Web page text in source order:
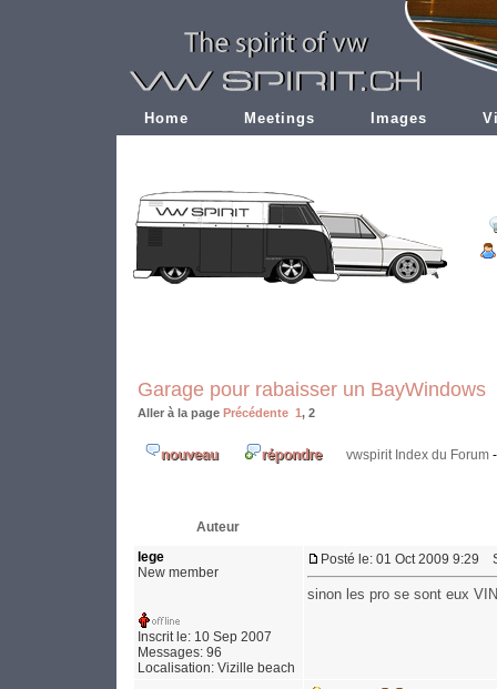
Home Meetings Images
Garage pour rabaisser un BayWindows
Aller à la page Précédente 1, 2
vwspirit Index du Forum
Auteur
lege
New member
Inscrit le: 10 Sep 2007
Messages: 96
Localisation: Vizille beach
Posté le: 01 Oct 2009 9:29
sinon les pro se sont eux